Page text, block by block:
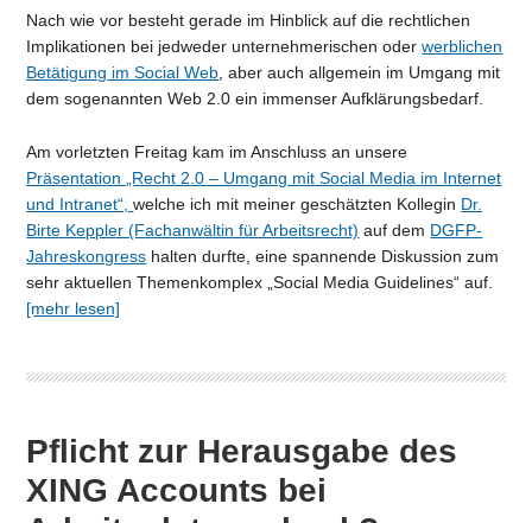
Nach wie vor besteht gerade im Hinblick auf die rechtlichen
Implikationen bei jedweder unternehmerischen oderwerblichen
Betätigung im Social Web, aber auch allgemein im Umgang mit
dem sogenannten Web 2.0 ein immenser Aufklärungsbedarf.
Am vorletzten Freitag kam im Anschluss an unsere
Präsentation „Recht 2.0 – Umgang mit Social Media im Internet
und Intranet“,welche ich mit meiner geschätzten Kollegin Dr.
Birte Keppler (Fachanwältin für Arbeitsrecht) auf dem DGFP-
Jahreskongress halten durfte, eine spannende Diskussion zum
sehr aktuellen Themenkomplex „Social Media Guidelines“ auf.
[mehr lesen]
Pflicht zur Herausgabe des
XING Accounts bei